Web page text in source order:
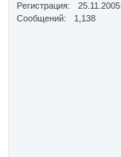
Регистрация
25.11.2005
Сообщений
1,138